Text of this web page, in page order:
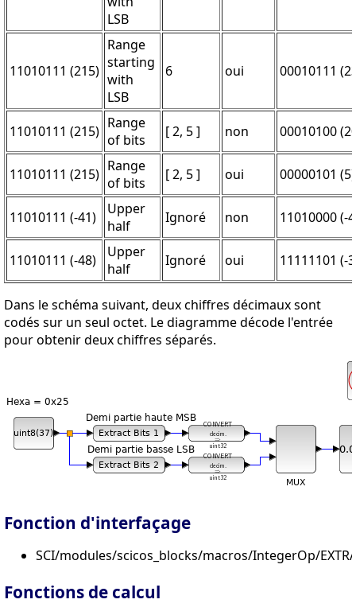
LSB
11010111 (215)
Range
starting
with
LSB
6 oui 00010111
11010111 (215) Range
of bits
[ 2, 5 ] non 00010100
11010111 (215) Range
of bits
[ 2, 5 ] oui 00000101 (5)
11010111 (-41)
Upper
half
Ignoré non 11010000 (-
11010111 (-48)
Upper
half
Ignoré oui 11111101 (-
Dans le schéma suivant, deux chiffres décimaux sont
codés sur un seul octet. Le diagramme décode l'entrée
pour obtenir deux chiffres séparés.
Fonction d'interfaçage
SCI/modules/scicos_blocks/macros/IntegerOp/
Fonctions de calcul